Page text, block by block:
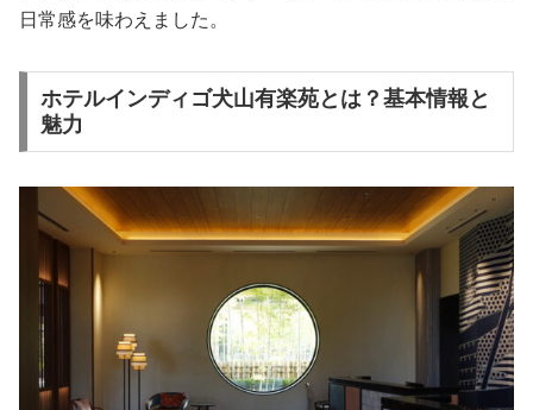
日常感を味わえました。
ホテルインディゴ犬山有楽苑とは？基本情報と
魅力